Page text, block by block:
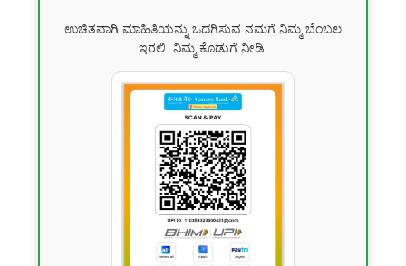
ಉಚಿತವಾಗಿ ಮಾಹಿತಿಯನ್ನು ಒದಗಿಸುವ ನಮಗೆ ನಿಮ್ಮ ಬೆಂಬಲ
ಇರಲಿ. ನಿಮ್ಮ ಕೊಡುಗೆ ನೀಡಿ.